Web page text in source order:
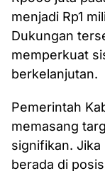
menjadi Rp1
Dukungan
memperkuat
berkelanjutan.
Pemerintah
memasang
signifikan.
berada di